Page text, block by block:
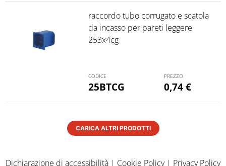
25BTCG
raccordo tubo corrugato e scatola
da incasso per pareti leggere
253x4cg
0,74€
CARICA ALTRI PRODOTTI
Dichiarazione di accessibilità | Cookie Policy| Privacy Policy